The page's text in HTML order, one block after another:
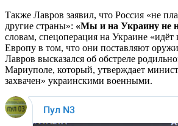
Также Лавров заявил, что Россия «не
другие страны»: «Мы и на Украину не
словам, спецоперация на Украине
Европу в том, что они поставляют
Лавров высказался об обстреле
Мариуполе, который, утверждает
захвачен» украинскими военными.